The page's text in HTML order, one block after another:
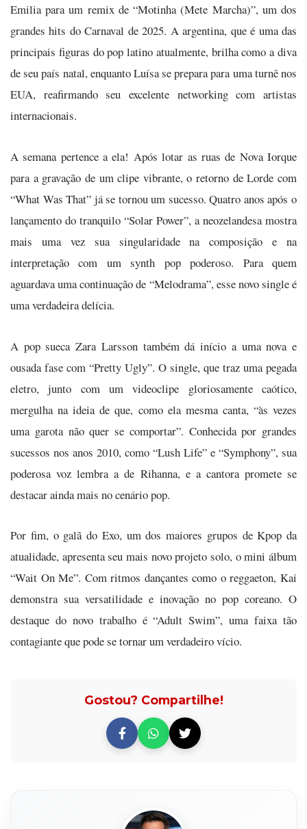
Emilia para um remix de “Motinha (Mete Marcha)”, um dos
grandes hits do Carnaval de 2025. A argentina, que é uma das
principais figuras do pop latino atualmente, brilha como a diva
de seu país natal, enquanto Luísa se prepara para uma turnê nos
EUA, reafirmando seu excelente networking com artistas
internacionais.
A semana pertence a ela! Após lotar as ruas de Nova Iorque
para a gravação de um clipe vibrante, o retorno de Lorde com
“What Was That” já se tornou um sucesso. Quatro anos após o
lançamento do tranquilo “Solar Power”, a neozelandesa mostra
mais uma vez sua singularidade na composição e na
interpretação com um synth pop poderoso. Para quem
aguardava uma continuação de “Melodrama”, esse novo single é
uma verdadeira delícia.
A pop sueca Zara Larsson também dá início a uma nova e
ousada fase com “Pretty Ugly”. O single, que traz uma pegada
eletro, junto com um videoclipe gloriosamente caótico,
mergulha na ideia de que, como ela mesma canta, “às vezes
uma garota não quer se comportar”. Conhecida por grandes
sucessos nos anos 2010, como “Lush Life” e “Symphony”, sua
poderosa voz lembra a de Rihanna, e a cantora promete se
destacar ainda mais no cenário pop.
Por fim, o galã do Exo, um dos maiores grupos de Kpop da
atualidade, apresenta seu mais novo projeto solo, o mini álbum
“Wait On Me”. Com ritmos dançantes como o reggaeton, Kai
demonstra sua versatilidade e inovação no pop coreano. O
destaque do novo trabalho é “Adult Swim”, uma faixa tão
contagiante que pode se tornar um verdadeiro vício.
Gostou? Compartilhe!